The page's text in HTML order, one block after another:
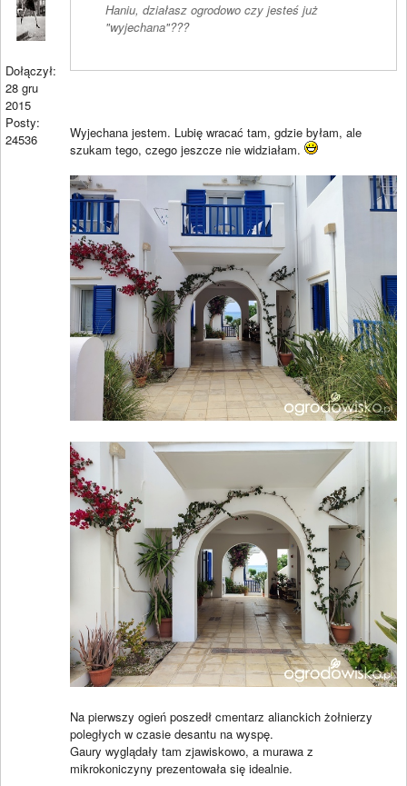
Dołączył:
28 gru
2015
Posty:
24536
Haniu, działasz ogrodowo czy jesteś już
"wyjechana"???
Wyjechana jestem. Lubię wracać tam, gdzie byłam, ale
szukam tego, czego jeszcze nie widziałam.
Na pierwszy ogień poszedł cmentarz alianckich żołnierzy
poległych w czasie desantu na wyspę.
Gaury wyglądały tam zjawiskowo, a murawa z
mikrokoniczyny prezentowała się idealnie.